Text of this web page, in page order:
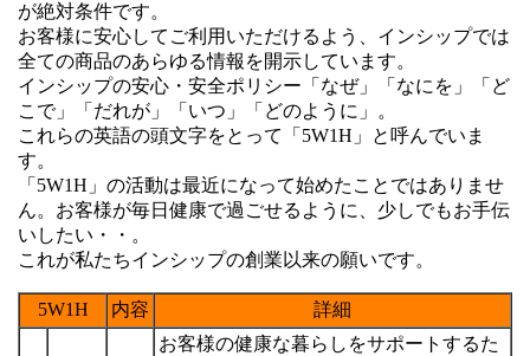
が絶対条件です。
お客様に安心してご利用いただけるよう、インシップでは
全ての商品のあらゆる情報を開示しています。
インシップの安心・安全ポリシー「なぜ」「なにを」「ど
こで」「だれが」「いつ」「どのように」。
これらの英語の頭文字をとって「5W1H」と呼んでいま
す。
「5W1H」の活動は最近になって始めたことではありませ
ん。お客様が毎日健康で過ごせるように、少しでもお手伝
いしたい・・。
これが私たちインシップの創業以来の願いです。
5W1H 内容 詳細
お客様の健康な暮らしをサポートするた